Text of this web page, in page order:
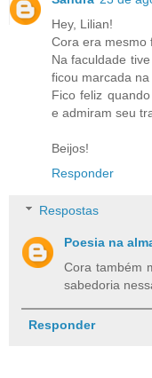
Hey, Lilian!
Cora era mesmo
Na faculdade
ficou marcada
Fico feliz
e admiram seu
Beijos!
Responder
Respostas
Poesia na
Cora também
sabedoria
Responder